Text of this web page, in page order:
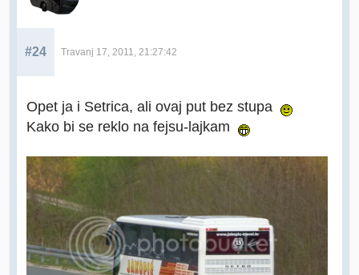
#24 Travanj 17, 2011, 21:27:42
Opet ja i Setrica, ali ovaj put bez stupa
Kako bi se reklo na fejsu-lajkam